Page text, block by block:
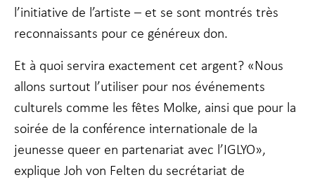
l’initiative de l’artiste – et se sont montrés très
reconnaissants pour ce généreux don.
Et à quoi servira exactement cet argent? «Nous
allons surtout l’utiliser pour nos événements
culturels comme les fêtes Molke, ainsi que pour la
soirée de la conférence internationale de la
jeunesse queer en partenariat avec l’IGLYO»,
explique Joh von Felten du secrétariat de